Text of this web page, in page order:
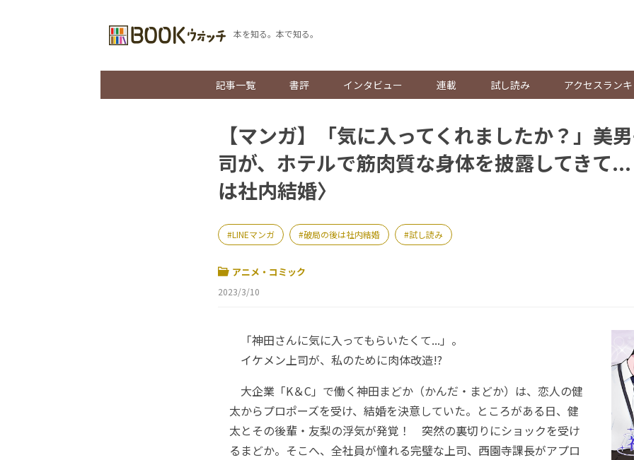
本を知る。本で知る。
記事一覧 書評 インタビュー 連載 試し読み アクセスラン
【マンガ】「気に入ってくれましたか？」美
司が、ホテルで筋肉質な身体を披露してきて
は社内結婚〉
LINEマンガ 破局の後は社内結婚 試し読み
アニメ・コミック
2023/3/10
「神田さんに気に入ってもらいたくて...」。
イケメン上司が、私のために肉体改造!?
大企業「K＆C」で働く神田まどか（かんだ・まどか）は、恋人の健
太からプロポーズを受け、結婚を決意していた。ところがある日、健
太とその後輩・友梨の浮気が発覚！ 突然の裏切りにショックを受け
るまどか。そこへ、全社員が憧れる完璧な上司、西園寺課長がアプロ